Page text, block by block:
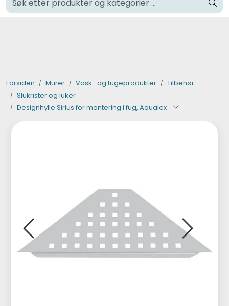
Skip to main content Klikk og hent i Oslo
Forsiden Murer Vask- og fugeprodukter
Tilbehør
Slukrister og luker
Designhylle Sirius for montering i fug, Aqualex
Byggevarer
Murer